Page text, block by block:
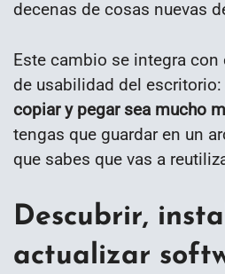
decenas de cosas nuevas
Este cambio se integra
de usabilidad del escritorio:
copiar y pegar sea mucho
tengas que guardar en un
que sabes que vas a
Descubrir,
actualizar